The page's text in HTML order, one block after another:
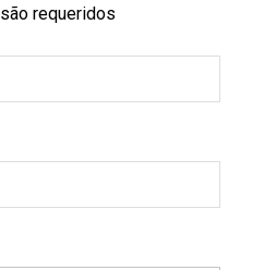
são requeridos